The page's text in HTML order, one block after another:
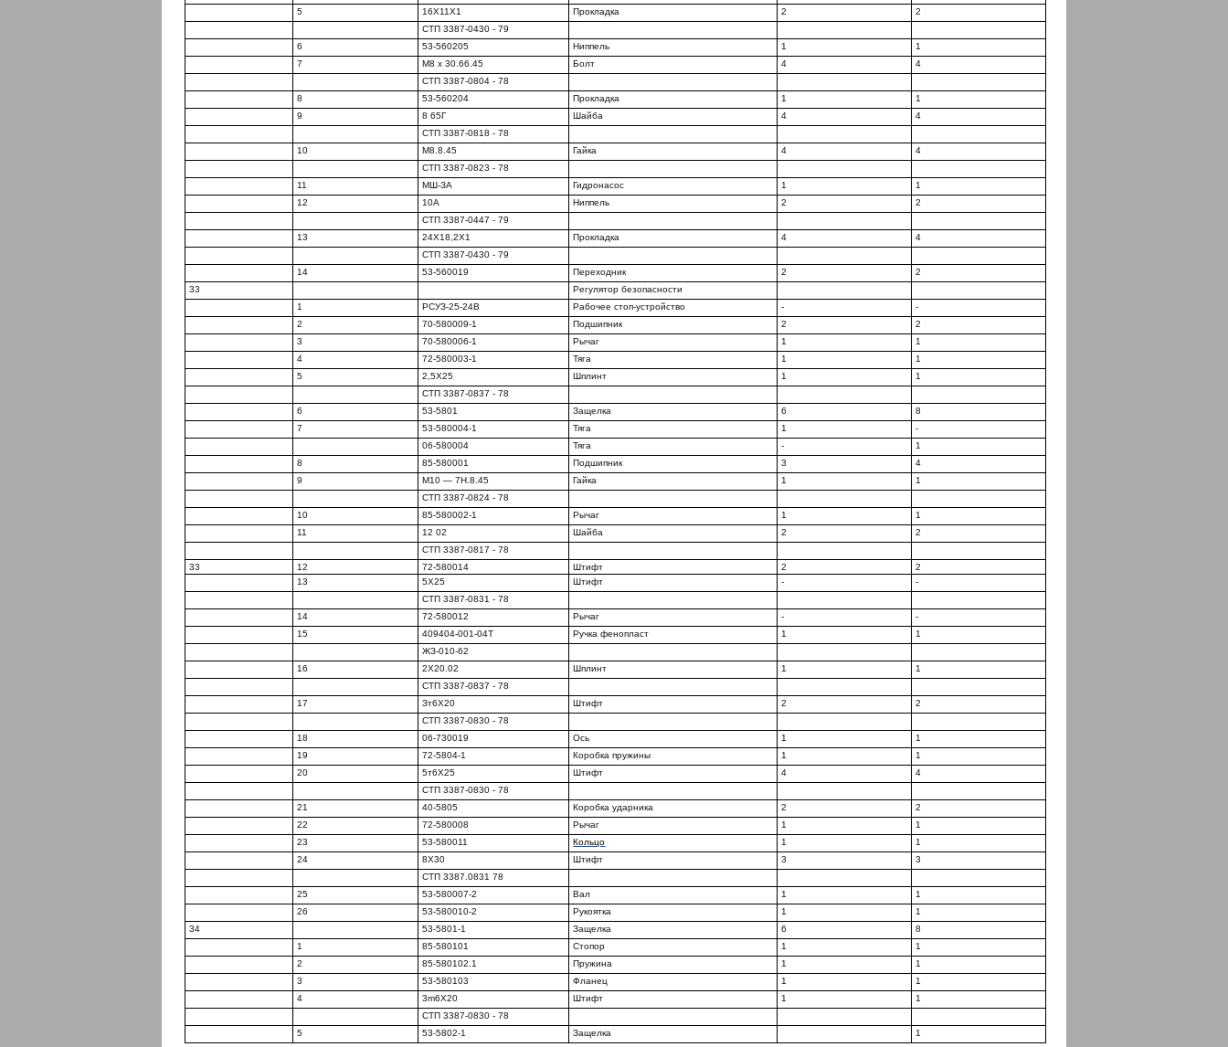
5
16X11X1 Прокладка 2
2
СТП 3387-0430 - 79
6
53-560205 Ниппель 1
1
7
М8 х 30.66.45 Болт 4
4
СТП 3387-0804 - 78
8
53-560204 Прокладка 1
1
9
8 65Г Шайба 4
4
СТП 3387-0818 - 78
10
М8.8.45 Гайка 4
4
СТП 3387-0823 - 78
11
МШ-ЗА Гидронасос 1
1
12
10А Ниппель 2
2
СТП 3387-0447 - 79
13
24X18,2X1 Прокладка 4
4
СТП 3387-0430 - 79
14
53-560019 Переходник 2
2
33
Регулятор безопасности
1
РСУЗ-25-24В Рабочее стоп-устройство -
-
2
70-580009-1 Подшипник 2
2
3
70-580006-1 Рычаг 1
1
4
72-580003-1 Тяга 1
1
5
2,5X25 Шплинт 1
1
СТП 3387-0837 - 78
6
53-5801 Защелка 6
8
7
53-580004-1 Тяга 1
-
06-580004
Тяга -
1
8
85-580001 Подшипник 3
4
9
М10 — 7Н.8.45 Гайка 1
1
СТП 3387-0824 - 78
10
85-580002-1 Рычаг 1
1
11
12 02 Шайба 2
2
СТП 3387-0817 - 78
33
12 72-580014 Штифт 2
2
13
5X25 Штифт -
-
СТП 3387-0831 - 78
14
72-580012 Рычаг -
-
15
409404-001-04Т Ручка фенопласт 1
1
ЖЗ-010-62
16
2X20.02 Шплинт 1
1
СТП 3387-0837 - 78
17
Зт6Х20 Штифт 2
2
СТП 3387-0830 - 78
18
06-730019 Ось 1
1
19
72-5804-1 Коробка пружины 1
1
20
5т6Х25 Штифт 4
4
СТП 3387-0830 - 78
21
40-5805 Коробка ударника 2
2
22
72-580008 Рычаг 1
1
23
53-580011 Кольцо 1
1
24
8X30 Штифт 3
3
СТП 3387.0831 78
25
53-580007-2 Вал 1
1
26
53-580010-2 Рукоятка 1
1
34
53-5801-1 Защелка 6
8
1
85-580101 Стопор 1
1
2
85-580102.1 Пружина 1
1
3
53-580103 Фланец 1
1
4
3m6X20 Штифт 1
1
СТП 3387-0830 - 78
5
53-5802-1 Защелка 1